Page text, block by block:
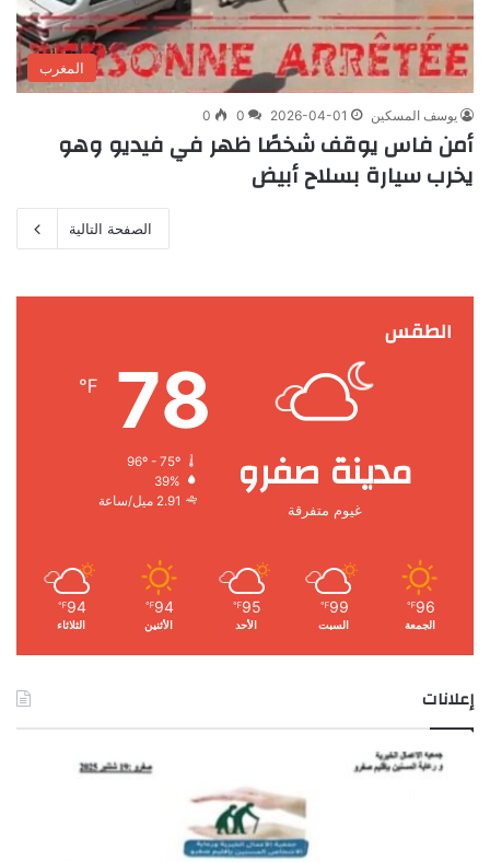
المغرب
يوسف المسكين 2026-04-01
0
0
أمن فاس يوقف شخصًا ظهر في فيديو وهو
يخرب سيارة بسلاح أبيض
الصفحة التالية
الطقس
مدينة صفرو
غيوم متفرقة
78
℉
96º - 75º
39%
2.91 ميل/ساعة
96
℉
الجمعة
99
℉
السبت
95
℉
الأحد
94
℉
الأثنين
94
℉
الثلاثاء
إعلانات